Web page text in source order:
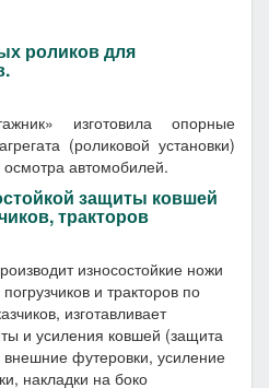
роликов для
изготовила опорные
(роликовой установки)
осмотра автомобилей.
защиты ковшей
тракторов
износостойкие ножи
и тракторов по
изготавливает
и усиления ковшей (защита
футеровки, усиление
накладки на боко